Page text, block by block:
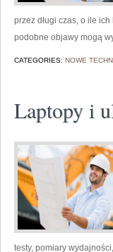
przez długi czas, o ile
podobne objawy mogą
CATEGORIES: NOWE
Laptopy i
testy, pomiary